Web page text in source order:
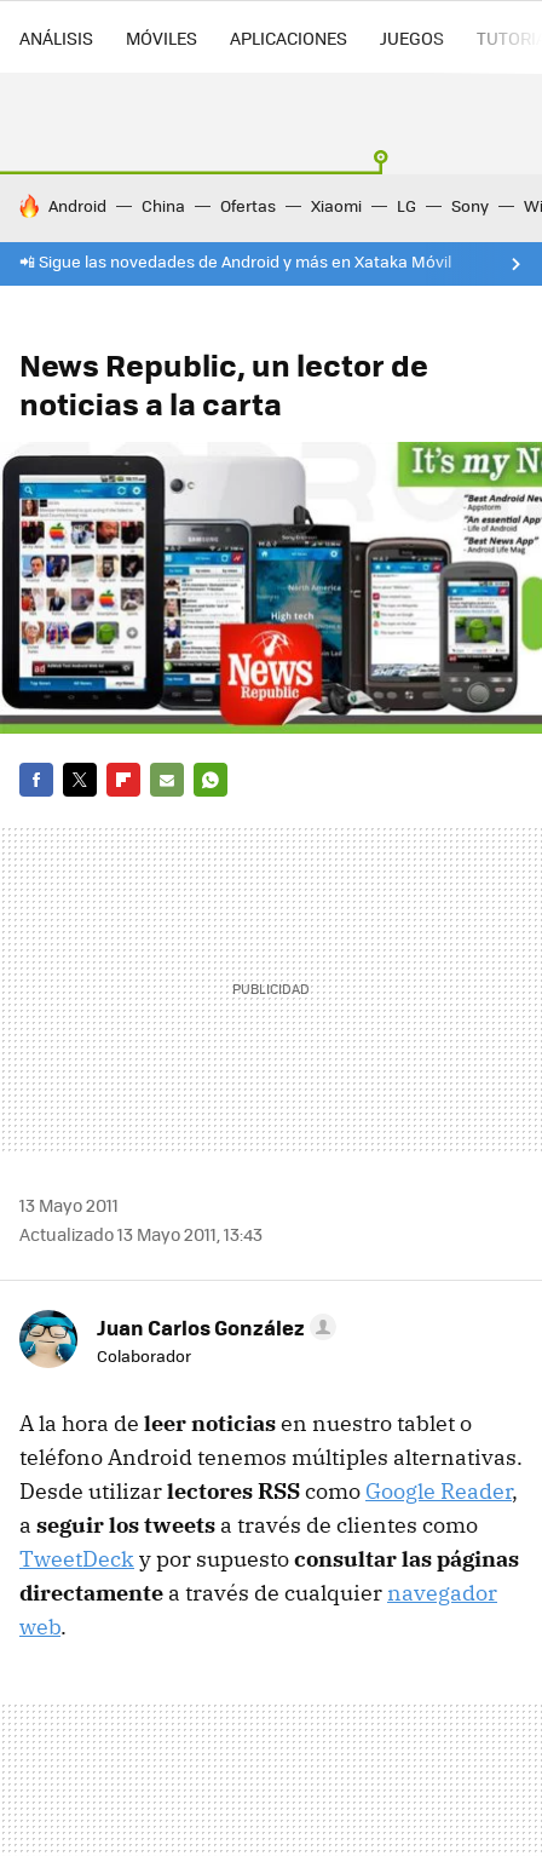
ANÁLISIS MÓVILES APLICACIONES JUEGOS
HOY SE HABLA DE
Android China Ofertas Xiaomi LG Sony
📲 Sigue las novedades de Android y más en Xataka Móvil
News Republic, un lector de
noticias a la carta
MAIL
13 Mayo 2011
Actualizado 13 Mayo 2011, 13:43
Juan Carlos González
Colaborador
A la hora de leer noticiasen nuestro tablet o
teléfono Android tenemos múltiples alternativas.
Desde utilizarlectores RSScomo Google Reader,
a seguir los tweets a través de clientes como
TweetDecky por supuestoconsultar las páginas
directamente a través de cualquier navegador
web.